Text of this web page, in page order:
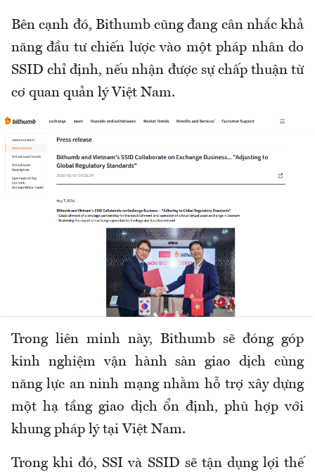
Bên cạnh đó, Bithumb cũng đang cân nhắc khả
năng đầu tư chiến lược vào một pháp nhân do
SSID chỉ định, nếu nhận được sự chấp thuận từ
cơ quan quản lý Việt Nam.
Trong liên minh này, Bithumb sẽ đóng góp
kinh nghiệm vận hành sàn giao dịch cùng
năng lực an ninh mạng nhằm hỗ trợ xây dựng
một hạ tầng giao dịch ổn định, phù hợp với
khung pháp lý tại Việt Nam.
Trong khi đó, SSI và SSID sẽ tận dụng lợi thế